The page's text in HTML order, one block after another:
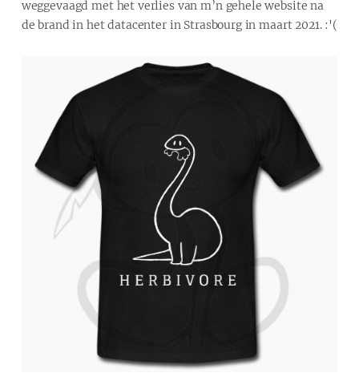
weggevaagd met het verlies van m’n gehele website na
de brand in het datacenter in Strasbourg in maart 2021. :'(